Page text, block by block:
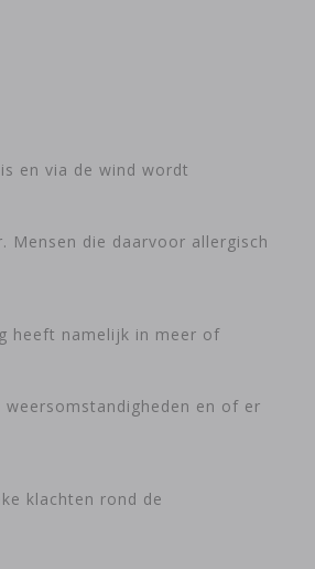
en via de wind wordt
die daarvoor allergisch
heeft namelijk in meer of
en of er
klachten rond de